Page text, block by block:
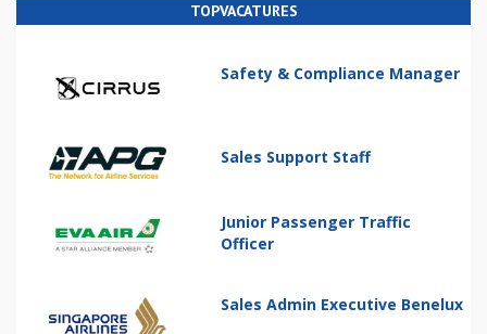
TOPVACATURES
Safety & Compliance Manager
Sales Support Staff
Junior Passenger Traffic
Officer
Sales Admin Executive Benelux